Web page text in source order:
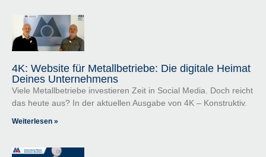
4K: Website für Metallbetriebe: Die digitale Heimat
Deines Unternehmens
Viele Metallbetriebe investieren Zeit in Social Media. Doch reicht
das heute aus? In der aktuellen Ausgabe von 4K – Konstruktiv.
Weiterlesen »